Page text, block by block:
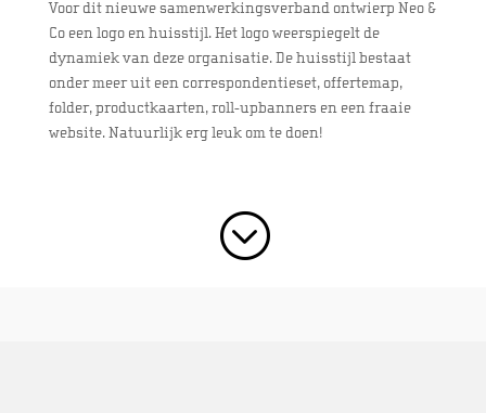
Voor dit nieuwe samenwerkingsverband ontwierp Neo &
Co een logo en huisstijl. Het logo weerspiegelt de
dynamiek van deze organisatie. De huisstijl bestaat
onder meer uit een correspondentieset, offertemap,
folder, productkaarten, roll-upbanners en een fraaie
website. Natuurlijk erg leuk om te doen!
;